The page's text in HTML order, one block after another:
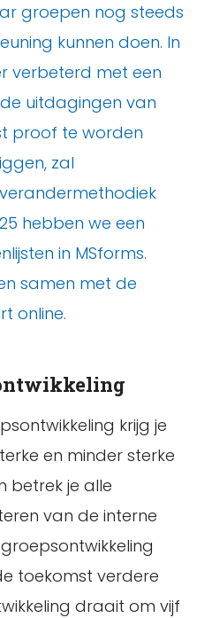
groepen nog steeds
kunnen doen. In
verbeterd met een
uitdagingen van
proof te worden
zal
hebben we een
in MSforms.
samen met de
online.
krijg je
en minder sterke
betrek je alle
van de interne
toekomst verdere
draait om vijf